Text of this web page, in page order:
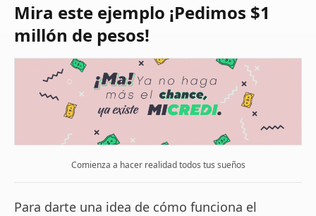
Mira este ejemplo ¡Pedimos $1
millón de pesos!
Comienza a hacer realidad todos tus sueños
Para darte una idea de cómo funciona el